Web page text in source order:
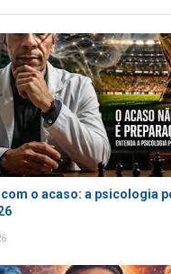
o acaso: a psicologia